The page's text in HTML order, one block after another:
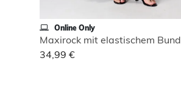
Online Only
Maxirock mit elastischem Bund
34,99 €